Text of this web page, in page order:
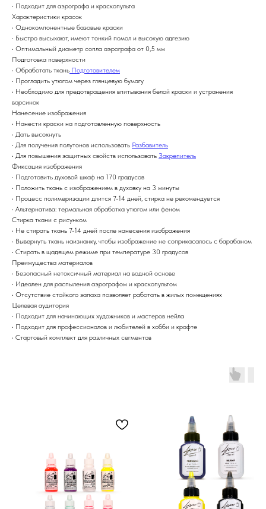
• Подходит для аэрографа и краскопульта
Характеристики красок
• Однокомпонентные базовые краски
• Быстро высыхают, имеют тонкий помол и высокую адгезию
• Оптимальный диаметр сопла аэрографа от 0,5 мм
Подготовка поверхности
• Обработать ткань Подготовителем
• Прогладить утюгом через глянцевую бумагу
• Необходимо для предотвращения впитывания белой краски и устранения
ворсинок
Нанесение изображения
• Нанести краски на подготовленную поверхность
• Дать высохнуть
• Для получения полутонов использовать Разбавитель
• Для повышения защитных свойств использовать Закрепитель
Фиксация изображения
• Подготовить духовой шкаф на 170 градусов
• Положить ткань с изображением в духовку на 3 минуты
• Процесс полимеризации длится 7-14 дней, стирка не рекомендуется
• Альтернатива: термальная обработка утюгом или феном
Стирка ткани с рисунком
• Не стирать ткань 7-14 дней после нанесения изображения
• Вывернуть ткань наизнанку, чтобы изображение не соприкасалось с барабаном
• Стирать в щадящем режиме при температуре 30 градусов
Преимущества материалов
• Безопасный нетоксичный материал на водной основе
• Идеален для распыления аэрографом и краскопультом
• Отсутствие стойкого запаха позволяет работать в жилых помещениях
Целевая аудитория
• Подходит для начинающих художников и мастеров нейла
• Подходит для профессионалов и любителей в хобби и крафте
• Стартовый комплект для различных сегментов